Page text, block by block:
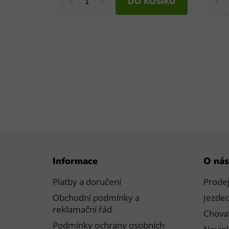
Informace
Platby a doručení
Obchodní podmínky a
reklamační řád
Podmínky ochrany osobních
O nás